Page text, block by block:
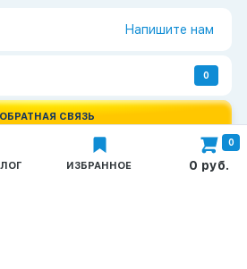
Напишите нам
0
ОБРАТНАЯ СВЯЗЬ
ИЗБРАННОЕ 0 руб.
0